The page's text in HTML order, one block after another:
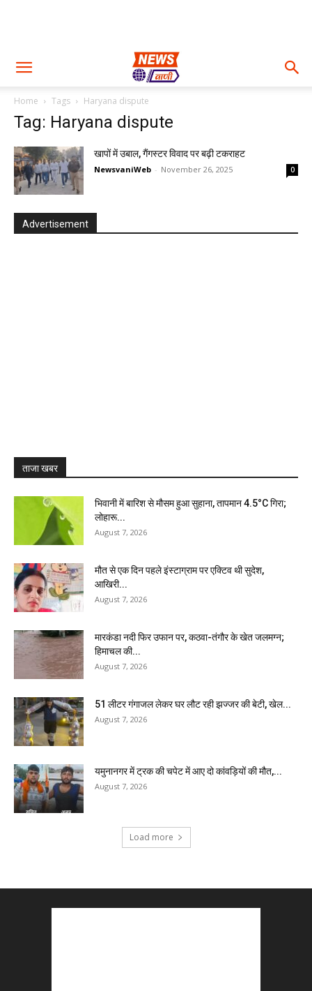
Home Tags Haryana dispute
Tag: Haryana dispute
खापों में उबाल, गैंगस्टर विवाद पर बढ़ी टकराहट
NewsvaniWeb - November 26, 2025 0
Advertisement
ताजा खबर
भिवानी में बारिश से मौसम हुआ सुहाना, तापमान 4.5°C गिरा;
लोहारू...
August 7, 2026
मौत से एक दिन पहले इंस्टाग्राम पर एक्टिव थी सुदेश,
आखिरी...
August 7, 2026
मारकंडा नदी फिर उफान पर, कठवा-तंगौर के खेत जलमग्न;
हिमाचल की...
August 7, 2026
51 लीटर गंगाजल लेकर घर लौट रही झज्जर की बेटी, खेल...
August 7, 2026
यमुनानगर में ट्रक की चपेट में आए दो कांवड़ियों की मौत,...
August 7, 2026
Load more